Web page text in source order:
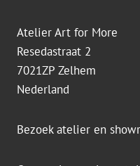
Atelier Art for More
Resedastraat 2
7021ZP Zelhem
Nederland
Bezoek atelier en